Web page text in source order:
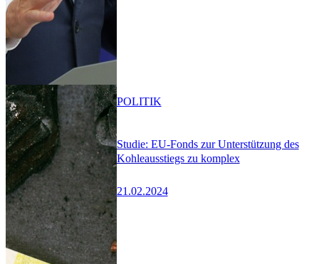
Studie: EU-Fonds zur Unterstützung des
Kohleausstiegs zu komplex
21.02.2024
POLITIK